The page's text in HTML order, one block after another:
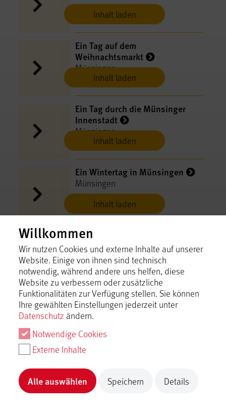
Inhalt laden
Inhalt laden
Ein Tag auf dem
Weihnachtsmarkt
Münsingen
Inhalt laden
Ein Tag durch die Münsinger
Innenstadt
Münsingen
Inhalt laden
Ein Wintertag in Münsingen
Münsingen
Inhalt laden
Eiscafé Pinocchio
Münsingen
Inhalt laden
Eishäusle im Lautertal
Münsingen
Inhalt laden
Münsingen
Willkommen
Wir nutzen Cookies und externe Inhalte auf unserer
Website. Einige von ihnen sind technisch
notwendig, während andere uns helfen, diese
Website zu verbessern oder zusätzliche
Funktionalitäten zur Verfügung stellen. Sie können
Ihre gewählten Einstellungen jederzeit unter
Datenschutz ändern.
Notwendige Cookies
Externe Inhalte
Alle auswählen Speichern Details